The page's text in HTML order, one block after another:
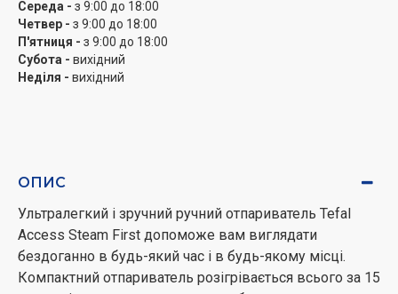
Середа - з 9:00 до 18:00
Четвер - з 9:00 до 18:00
П'ятниця - з 9:00 до 18:00
Субота - вихідний
Неділя - вихідний
ОПИС
Ультралегкий і зручний ручний отпариватель Tefal
Access Steam First допоможе вам виглядати
бездоганно в будь-який час і в будь-якому місці.
Компактний отпариватель розігрівається всього за 15